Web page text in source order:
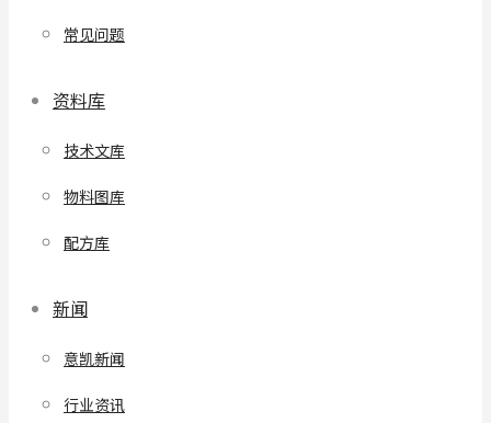
常见问题
资料库
技术文库
物料图库
配方库
新闻
意凯新闻
行业资讯